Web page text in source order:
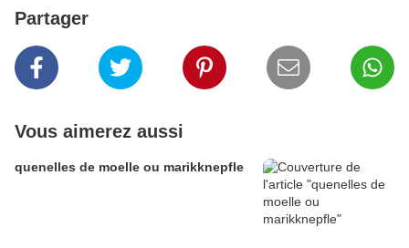
Partager
Vous aimerez aussi
quenelles de moelle ou marikknepfle